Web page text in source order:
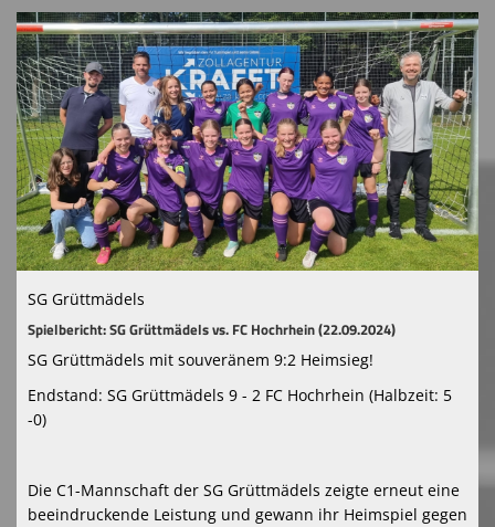
SG Grüttmädels
Spielbericht: SG Grüttmädels vs. FC Hochrhein (22.09.2024)
SG Grüttmädels mit souveränem 9:2 Heimsieg!
Endstand: SG Grüttmädels 9 - 2 FC Hochrhein (Halbzeit: 5
-0)
Die C1-Mannschaft der SG Grüttmädels zeigte erneut eine
beeindruckende Leistung und gewann ihr Heimspiel gegen